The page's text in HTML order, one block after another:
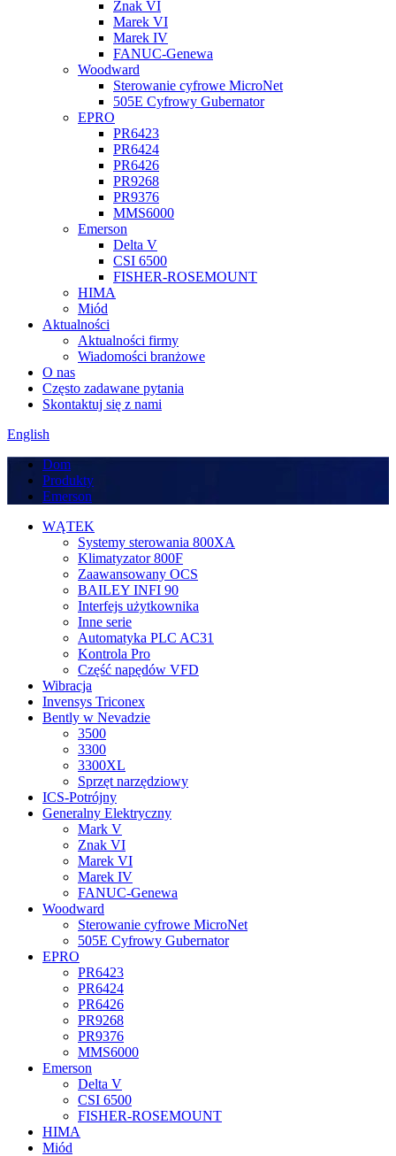
Znak VI
Marek VI
Marek IV
FANUC-Genewa
Woodward
Sterowanie cyfrowe MicroNet
505E Cyfrowy Gubernator
EPRO
PR6423
PR6424
PR6426
PR9268
PR9376
MMS6000
Emerson
Delta V
CSI 6500
FISHER-ROSEMOUNT
HIMA
Miód
Aktualności
Aktualności firmy
Wiadomości branżowe
O nas
Często zadawane pytania
Skontaktuj się z nami
English
Dom
Produkty
Emerson
WĄTEK
Systemy sterowania 800XA
Klimatyzator 800F
Zaawansowany OCS
BAILEY INFI 90
Interfejs użytkownika
Inne serie
Automatyka PLC AC31
Kontrola Pro
Część napędów VFD
Wibracja
Invensys Triconex
Bently w Nevadzie
3500
3300
3300XL
Sprzęt narzędziowy
ICS-Potrójny
Generalny Elektryczny
Mark V
Znak VI
Marek VI
Marek IV
FANUC-Genewa
Woodward
Sterowanie cyfrowe MicroNet
505E Cyfrowy Gubernator
EPRO
PR6423
PR6424
PR6426
PR9268
PR9376
MMS6000
Emerson
Delta V
CSI 6500
FISHER-ROSEMOUNT
HIMA
Miód